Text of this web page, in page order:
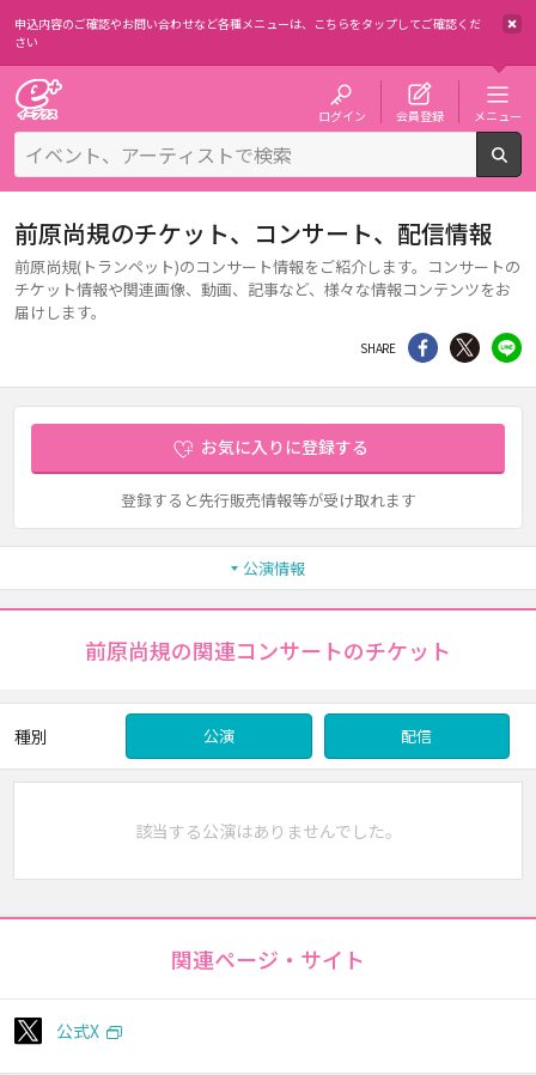
申込内容のご確認やお問い合わせなど各種メニューは、 こちらをタップしてご確認くだ
さい
ログイン 会員登録 メニュー
前原尚規のチケット、コンサート、配信情報
前原尚規(トランペット)のコンサート情報をご紹介します。コンサートの
チケット情報や関連画像、動画、記事など、様々な情報コンテンツをお
届けします。
SHARE シェア Twitter
お気に入りに登録する
登録すると先行販売情報等が受け取れます
公演情報
前原尚規の関連コンサートのチケット
種別 公演 配信
該当する公演はありませんでした。
関連ページ・サイト
公式X